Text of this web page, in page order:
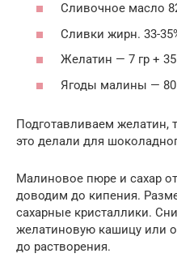
Сливочное масло
Сливки жирн. 33-
Желатин — 7 гр +
Ягоды малины — 80
Подготавливаем желатин,
это делали для
Малиновое пюре и сахар
доводим до кипения.
сахарные кристаллики.
желатиновую кашицу или
до растворения.